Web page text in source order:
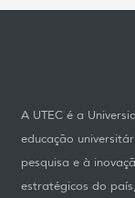
A UTEC é a
educação
pesquisa e à
estratégicos do